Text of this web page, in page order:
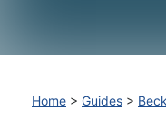
Home > Guides >